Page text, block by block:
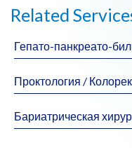
Related
Гепато-панкреато-
Проктология /
Бариатрическая